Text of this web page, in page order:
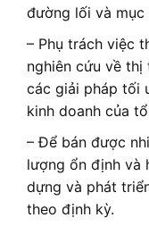
đường lối và mục
– Phụ trách việc
nghiên cứu về
các giải pháp tối
kinh doanh của
– Để bán được
lượng ổn định và
dựng và phát
theo định kỳ.